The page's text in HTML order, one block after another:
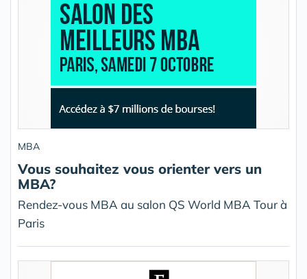
MBA
Vous souhaitez vous orienter vers un
MBA?
Rendez-vous MBA au salon QS World MBA Tour à
Paris